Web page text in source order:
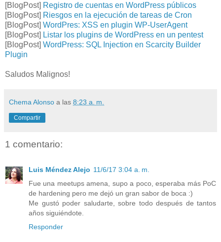
[BlogPost] Registro de cuentas en WordPress públicos
[BlogPost] Riesgos en la ejecución de tareas de Cron
[BlogPost] WordPres: XSS en plugin WP-UserAgent
[BlogPost] Listar los plugins de WordPress en un pentest
[BlogPost] WordPress: SQL Injection en Scarcity Builder
Plugin
Saludos Malignos!
Chema Alonso a las 8:23 a. m.
Compartir
1 comentario:
Luis Méndez Alejo 11/6/17 3:04 a. m.
Fue una meetups amena, supo a poco, esperaba más PoC
de hardening pero me dejó un gran sabor de boca :)
Me gustó poder saludarte, sobre todo después de tantos
años siguiéndote.
Responder